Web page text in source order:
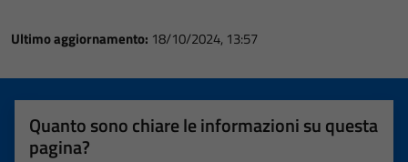
Ultimo aggiornamento: 18/10/2024, 13:57
Quanto sono chiare le informazioni su questa
pagina?